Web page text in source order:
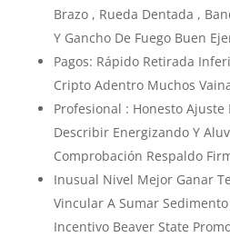
Brazo , Rueda Dentada ,
Y Gancho De Fuego Buen
Pagos: Rápido Retirada
Cripto Adentro Muchos
Profesional : Honesto Ajuste
Describir Energizando Y
Comprobación Respaldo
Inusual Nivel Mejor Ganar
Vincular A Sumar
Incentivo Beaver State